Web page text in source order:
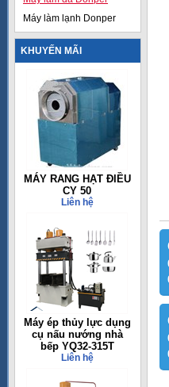
Máy làm lạnh Donper
KHUYẾN MÃI
MÁY RANG HẠT ĐIỀU
CY 50
Liên hệ
Máy ép thủy lực dụng
cụ nấu nướng nhà
bếp YQ32-315T
Liên hệ